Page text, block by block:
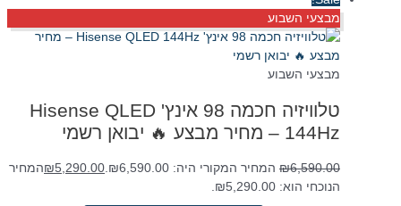
מבצעי השבוע
מבצעי השבוע
טלוויזיה חכמה 98 אינץ' Hisense QLED
144Hz – מחיר מבצע 🔥 יבואן רשמי
₪6,590.00 המחיר המקורי היה: ₪6,590.00. ₪5,290.00
המחיר
הנוכחי הוא: ₪5,290.00.